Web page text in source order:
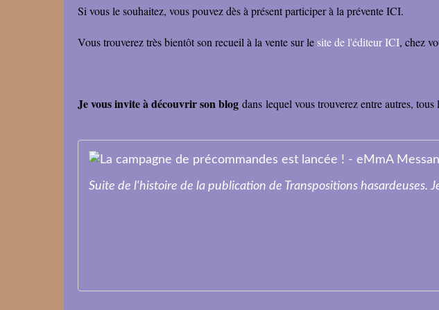
Si vous le souhaitez, vous pouvez dès à présentparticiper à la prévente ICI.
Vous trouverez très bientôt son recueil à la vente sur le site de l'éditeur ICI, chez
Je vous invite à découvrir son blog dans lequel vous trouverez entre autres,
Suite de l'histoire de la publication de Transpositions hasardeuses.